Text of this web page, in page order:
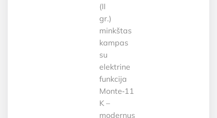
(II
gr.)
minkštas
kampas
su
elektrine
funkcija
Monte‑11
K –
modernus